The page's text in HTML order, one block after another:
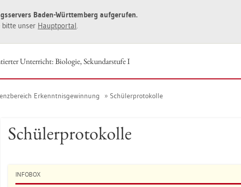
Baden-Würt­tem­berg auf­ge­ru­fen.
bitte unser Haupt­por­tal.
Un­ter­richt: Bio­lo­gie, Se­kun­dar­stu­fe I
Er­kennt­nis­ge­win­nung Schü­ler­pro­to­kol­le
Schü­ler­pro­to­kol­le
IN­FO­BOX